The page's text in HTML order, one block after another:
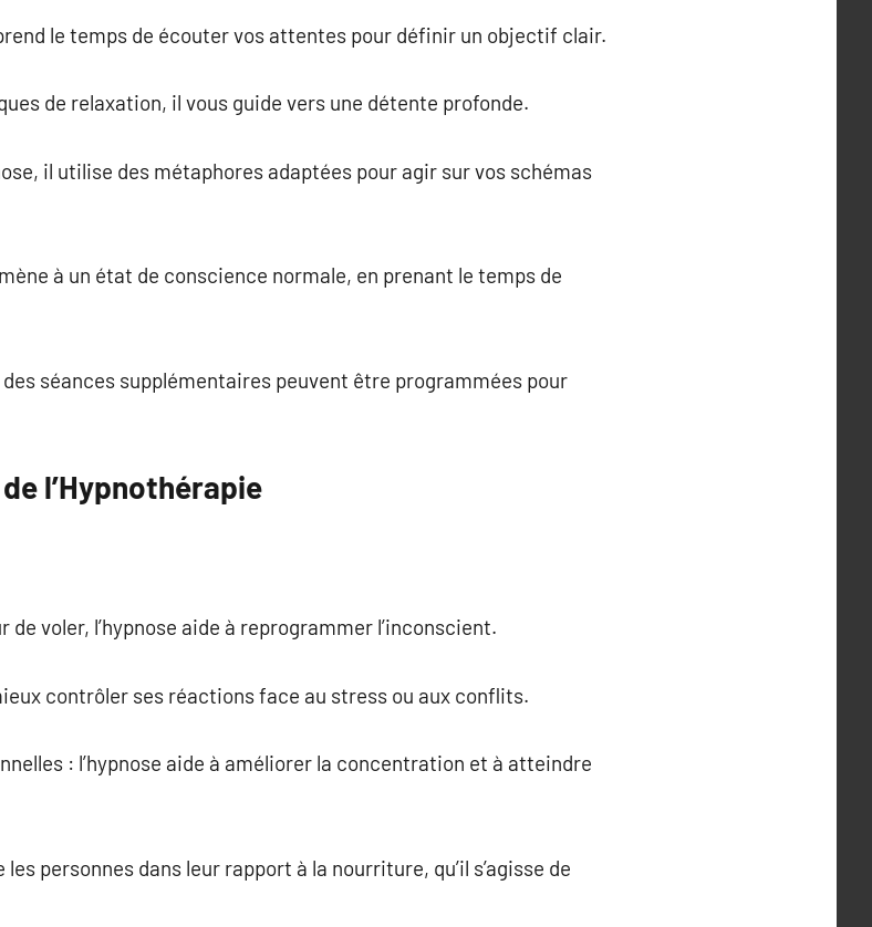
le temps de écouter vos attentes pour définir un objectif clair.
de relaxation, il vous guide vers une détente profonde.
il utilise des métaphores adaptées pour agir sur vos schémas
à un état de conscience normale, en prenant le temps de
séances supplémentaires peuvent être programmées pour
l’Hypnothérapie
de voler, l’hypnose aide à reprogrammer l’inconscient.
contrôler ses réactions face au stress ou aux conflits.
: l’hypnose aide à améliorer la concentration et à atteindre
personnes dans leur rapport à la nourriture, qu’il s’agisse de